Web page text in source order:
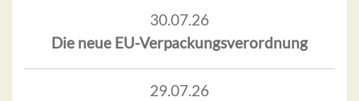
30.07.26
Die neue EU-Verpackungsverordnung
29.07.26